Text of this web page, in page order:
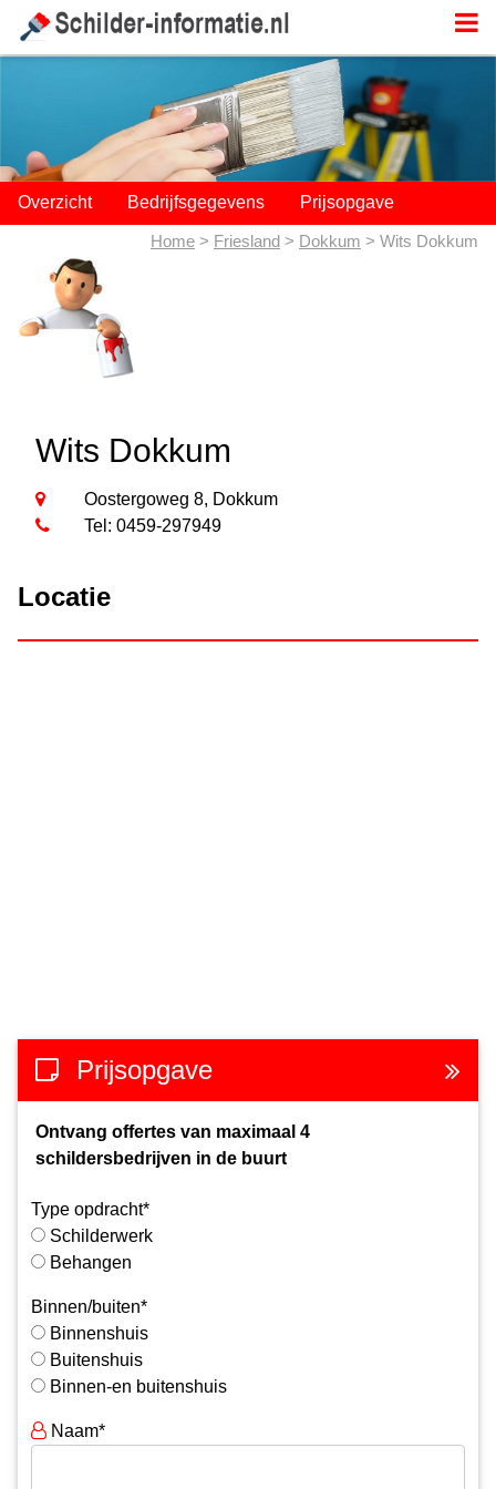
Overzicht Bedrijfsgegevens Prijsopgave
Home > Friesland > Dokkum > Wits Dokkum
Wits Dokkum
Oostergoweg 8, Dokkum
Tel: 0459-297949
Locatie
Prijsopgave
Ontvang offertes van maximaal 4
schildersbedrijven in de buurt
Type opdracht*
Schilderwerk
Behangen
Binnen/buiten*
Binnenshuis
Buitenshuis
Binnen-en buitenshuis
Naam*